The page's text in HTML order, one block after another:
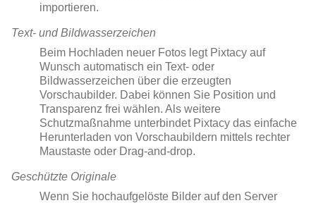
importieren.
Text- und Bildwasserzeichen
Beim Hochladen neuer Fotos legt Pixtacy auf
Wunsch automatisch ein Text- oder
Bildwasserzeichen über die erzeugten
Vorschaubilder. Dabei können Sie Position und
Transparenz frei wählen. Als weitere
Schutzmaßnahme unterbindet Pixtacy das einfache
Herunterladen von Vorschaubildern mittels rechter
Maustaste oder Drag-and-drop.
Geschützte Originale
Wenn Sie hochaufgelöste Bilder auf den Server